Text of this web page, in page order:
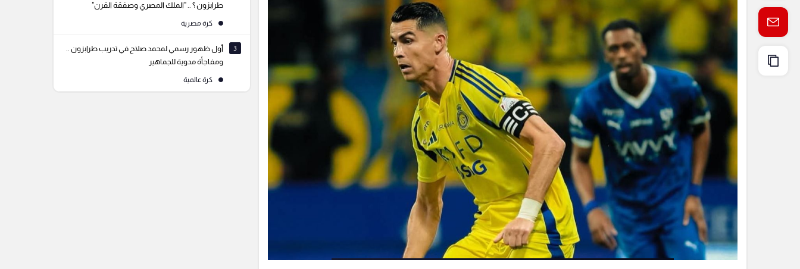
طرابزون ؟ .. "الملك المصري وصفقة القرن"
كرة مصرية
3
أول ظهور رسمي لمحمد صلاح في تدريب طرابزون ..
ومفاجأة مدوية للجماهير
كرة عالمية